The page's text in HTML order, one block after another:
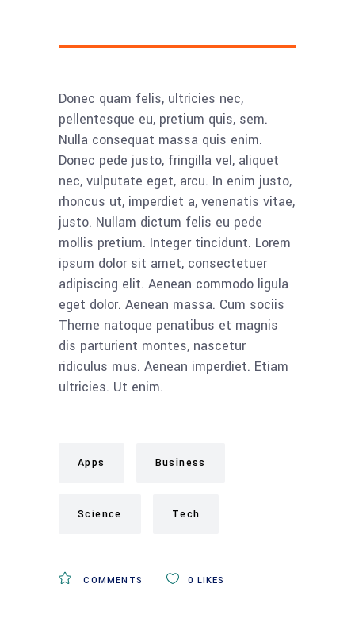
Donec quam felis, ultricies nec,
pellentesque eu, pretium quis, sem.
Nulla consequat massa quis enim.
Donec pede justo, fringilla vel, aliquet
nec, vulputate eget, arcu. In enim justo,
rhoncus ut, imperdiet a, venenatis vitae,
justo. Nullam dictum felis eu pede
mollis pretium. Integer tincidunt. Lorem
ipsum dolor sit amet, consectetuer
adipiscing elit. Aenean commodo ligula
eget dolor. Aenean massa. Cum sociis
Theme natoque penatibus et magnis
dis parturient montes, nascetur
ridiculus mus. Aenean imperdiet. Etiam
ultricies. Ut enim.
Apps Business
Science Tech
COMMENTS 0 LIKES